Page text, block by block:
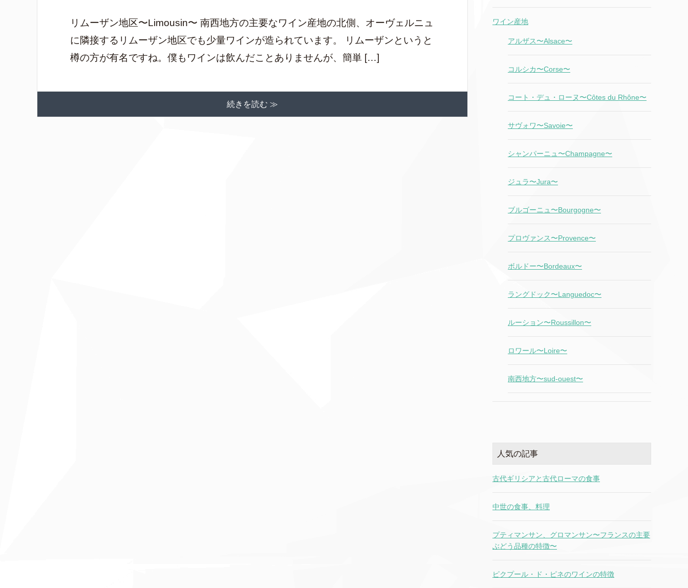
リムーザン地区〜Limousin〜 南西地方の主要なワイン産地の北側、オーヴェルニュ
に隣接するリムーザン地区でも少量ワインが造られています。 リムーザンというと
樽の方が有名ですね。僕もワインは飲んだことありませんが、簡単 […]
続きを読む ≫
ワイン産地
アルザス〜Alsace〜
コルシカ〜Corse〜
コート・デュ・ローヌ〜Côtes du Rhône〜
サヴォワ〜Savoie〜
シャンパーニュ〜Champagne〜
ジュラ〜Jura〜
ブルゴーニュ〜Bourgogne〜
プロヴァンス〜Provence〜
ボルドー〜Bordeaux〜
ラングドック〜Languedoc〜
ルーション〜Roussillon〜
ロワール〜Loire〜
南西地方〜sud-ouest〜
人気の記事
古代ギリシアと古代ローマの食事
中世の食事、料理
プティマンサン、グロマンサン〜フランスの主要
ぶどう品種の特徴〜
ピクプール・ド・ピネのワインの特徴